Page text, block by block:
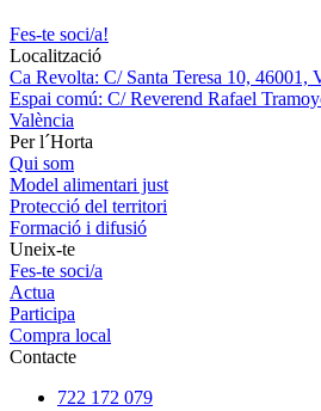
Fes-te soci/a!
Localització
Ca Revolta: C/ Santa Teresa 10, 46001,
Espai comú: C/ Reverend Rafael
València
Per l´Horta
Qui som
Model alimentari just
Protecció del territori
Formació i difusió
Uneix-te
Fes-te soci/a
Actua
Participa
Compra local
Contacte
722 172 079